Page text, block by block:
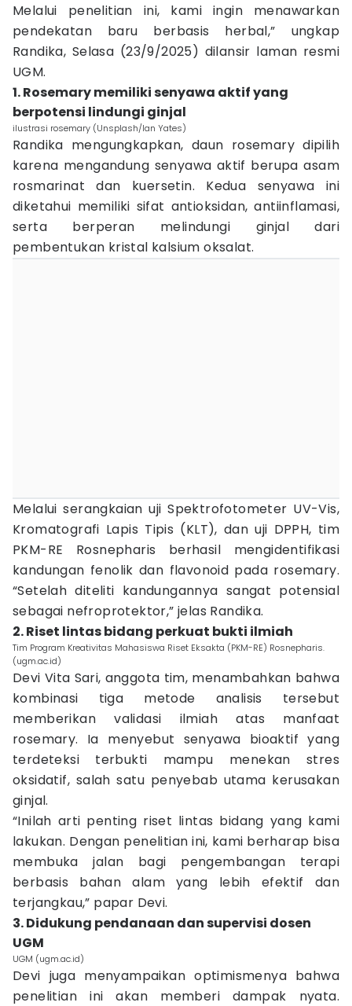
Melalui penelitian ini, kami ingin menawarkan
pendekatan baru berbasis herbal,” ungkap
Randika, Selasa (23/9/2025) dilansir laman resmi
UGM.
1. Rosemary memiliki senyawa aktif yang
berpotensi lindungi ginjal
ilustrasi rosemary (Unsplash/Ian Yates)
Randika mengungkapkan, daun rosemary dipilih
karena mengandung senyawa aktif berupa asam
rosmarinat dan kuersetin. Kedua senyawa ini
diketahui memiliki sifat antioksidan, antiinflamasi,
serta berperan melindungi ginjal dari
pembentukan kristal kalsium oksalat.
Melalui serangkaian uji Spektrofotometer UV-Vis,
Kromatografi Lapis Tipis (KLT), dan uji DPPH, tim
PKM-RE Rosnepharis berhasil mengidentifikasi
kandungan fenolik dan flavonoid pada rosemary.
“Setelah diteliti kandungannya sangat potensial
sebagai nefroprotektor,” jelas Randika.
2. Riset lintas bidang perkuat bukti ilmiah
Tim Program Kreativitas Mahasiswa Riset Eksakta (PKM-RE) Rosnepharis.
(ugm.ac.id)
Devi Vita Sari, anggota tim, menambahkan bahwa
kombinasi tiga metode analisis tersebut
memberikan validasi ilmiah atas manfaat
rosemary. Ia menyebut senyawa bioaktif yang
terdeteksi terbukti mampu menekan stres
oksidatif, salah satu penyebab utama kerusakan
ginjal.
“Inilah arti penting riset lintas bidang yang kami
lakukan. Dengan penelitian ini, kami berharap bisa
membuka jalan bagi pengembangan terapi
berbasis bahan alam yang lebih efektif dan
terjangkau,” papar Devi.
3. Didukung pendanaan dan supervisi dosen
UGM
UGM (ugm.ac.id)
Devi juga menyampaikan optimismenya bahwa
penelitian ini akan memberi dampak nyata.